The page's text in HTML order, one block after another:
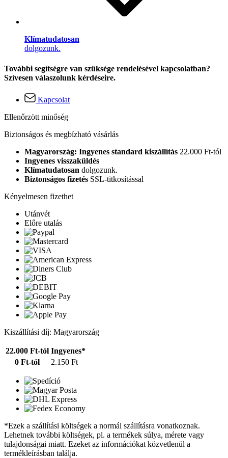
Klímatudatosan
dolgozunk.
További segítségre van szüksége rendelésével kapcsolatban?
Szívesen válaszolunk kérdéseire.
Kapcsolat
Ellenőrzött minőség
Biztonságos és megbízható vásárlás
Magyarország: Ingyenes standard kiszállítás 22.000 Ft-tól
Ingyenes visszaküldés
Klímatudatosan dolgozunk.
Biztonságos fizetés SSL-titkosítással
Kényelmesen fizethet
Utánvét
Előre utalás
Kiszállítási díj: Magyarország
22.000 Ft-tól Ingyenes*
0 Ft-tól
2.150 Ft
*Ezek a szállítási költségek a normál szállításra vonatkoznak.
Lehetnek további költségek, pl. a termékek súlya, mérete vagy
tulajdonságai miatt. Ezeket az információkat közvetlenül a
termékleírásban találja.